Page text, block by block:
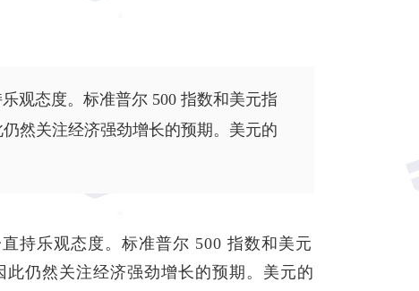
观态度。标准普尔 500 指数和美元指
然关注经济强劲增长的预期。美元的
持乐观态度。标准普尔 500 指数和美元
仍然关注经济强劲增长的预期。美元的